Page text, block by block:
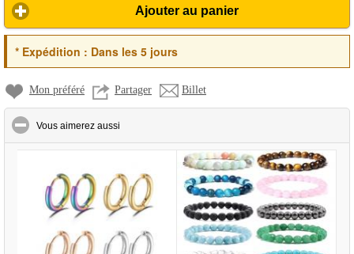
Ajouter au panier
*Expédition : Dans les 5 jours
Mon préféré Partager Billet
Vous aimerez aussi